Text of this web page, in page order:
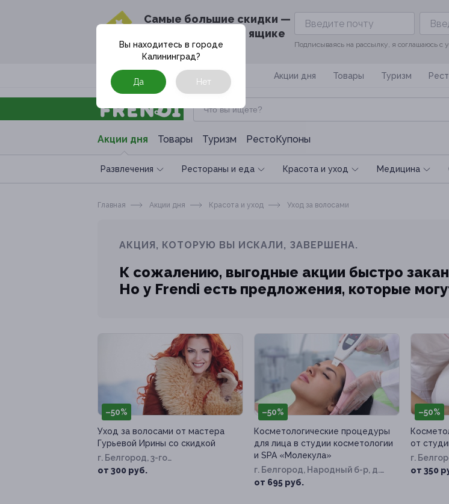
Cамые большие скидки —
в твоём почтовом ящике
Подписываясь на рассылку, я соглашаюсь с
Москва Акции дня Товары Туризм
Акции дня Товары Туризм РестоКупоны
Развлечения Рестораны и еда Красота и уход Медицина
Вы находитесь в городе
Калининград?
Да Нет
Главная Акции дня Красота и уход Уход за волосами
АКЦИЯ, КОТОРУЮ ВЫ ИСКАЛИ, ЗАВЕРШЕНА.
К сожалению, выгодные акции быстро
Но у Frendi есть предложения, которые
–50%
Уход за волосами от мастера
Гурьевой Ирины со скидкой
г. Белгород, 3-го
Интернационала ул, д. 94
от 300 руб.
–50%
Косметологические процедуры
для лица в студии косметологии
и SPA «Молекула»
г. Белгород, Народный б-р, д.
87
от 695 руб.
–50%
от
г.
от 350